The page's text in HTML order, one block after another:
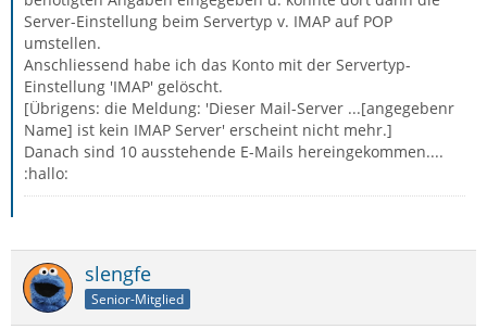
Server-Einstellung beim Servertyp v. IMAP auf POP
umstellen.
Anschliessend habe ich das Konto mit der Servertyp-
Einstellung 'IMAP' gelöscht.
[Übrigens: die Meldung: 'Dieser Mail-Server ...[angegebenr
Name] ist kein IMAP Server' erscheint nicht mehr.]
Danach sind 10 ausstehende E-Mails hereingekommen....
:hallo:
slengfe
Senior-Mitglied